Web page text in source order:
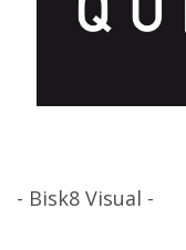
- Bisk8 Visual -